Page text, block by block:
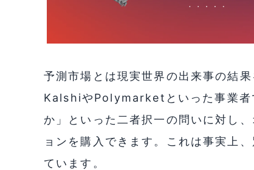
予測市場とは現実世界の出来事の結
KalshiやPolymarketといった事業者
か」といった二者択一の問いに対し
ョンを購入できます。これは事実上
ています。